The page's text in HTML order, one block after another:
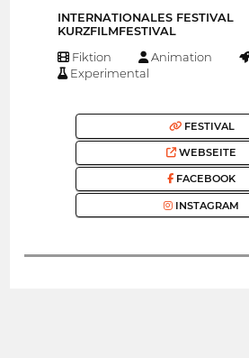
INTERNATIONALES FESTIVAL
KURZFILMFESTIVAL
Fiktion Animation
Experimental
FESTIVAL
WEBSEITE
FACEBOOK
INSTAGRAM